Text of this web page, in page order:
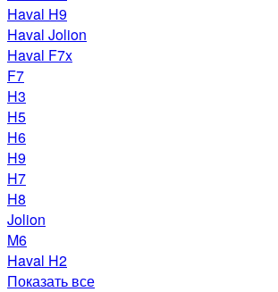
Haval H9
Haval Jolion
Haval F7x
F7
H3
H5
H6
H9
H7
H8
Jolion
M6
Haval H2
Показать все